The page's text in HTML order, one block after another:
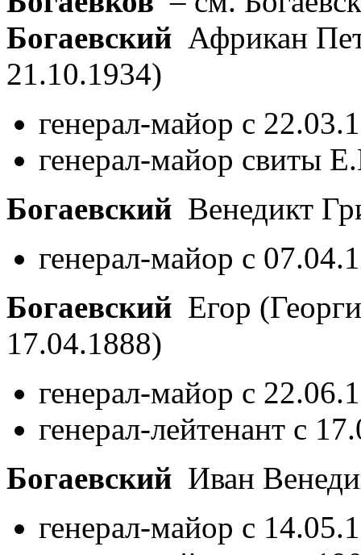
Богаевский Африкан
21.10.1934)
генерал-майор с
генерал-майор свиты
Богаевский Венедикт
генерал-майор с
Богаевский Егор
17.04.1888)
генерал-майор с
генерал-лейтенант с
Богаевский Иван
генерал-майор с